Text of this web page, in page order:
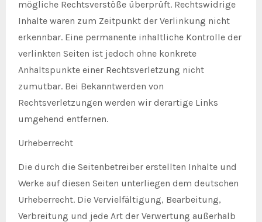
mögliche Rechtsverstöße überprüft. Rechtswidrige
Inhalte waren zum Zeitpunkt der Verlinkung nicht
erkennbar. Eine permanente inhaltliche Kontrolle der
verlinkten Seiten ist jedoch ohne konkrete
Anhaltspunkte einer Rechtsverletzung nicht
zumutbar. Bei Bekanntwerden von
Rechtsverletzungen werden wir derartige Links
umgehend entfernen.
Urheberrecht
Die durch die Seitenbetreiber erstellten Inhalte und
Werke auf diesen Seiten unterliegen dem deutschen
Urheberrecht. Die Vervielfältigung, Bearbeitung,
Verbreitung und jede Art der Verwertung außerhalb